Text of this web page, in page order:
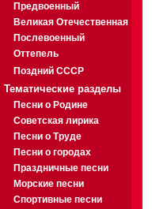
Предвоенный
Великая Отечественная
Послевоенный
Оттепель
Поздний СССР
Тематические разделы
Песни о Родине
Советская лирика
Песни о Труде
Песни о городах
Праздничные песни
Морские песни
Спортивные песни